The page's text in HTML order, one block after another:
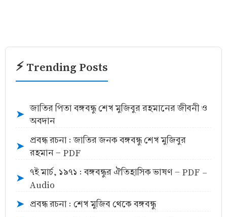
⚡ Trending Posts
➤
জাতির পিতা বঙ্গবন্ধু শেখ মুজিবুর রহমানের জীবনী ও
অবদান
➤
প্রবন্ধ রচনা : জাতির জনক বঙ্গবন্ধু শেখ মুজিবুর
রহমান - PDF
➤
৭ই মার্চ, ১৯৭১ : বঙ্গবন্ধুর ঐতিহাসিক ভাষণ - PDF -
Audio
➤ প্রবন্ধ রচনা : শেখ মুজিব থেকে বঙ্গবন্ধু